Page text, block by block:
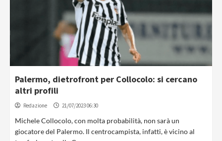
Palermo, dietrofront per Collocolo: si cercano
altri profili
Redazione 21/07/2023 06:30
Michele Collocolo, con molta probabilità, non sarà un
giocatore del Palermo. Il centrocampista, infatti, è vicino al